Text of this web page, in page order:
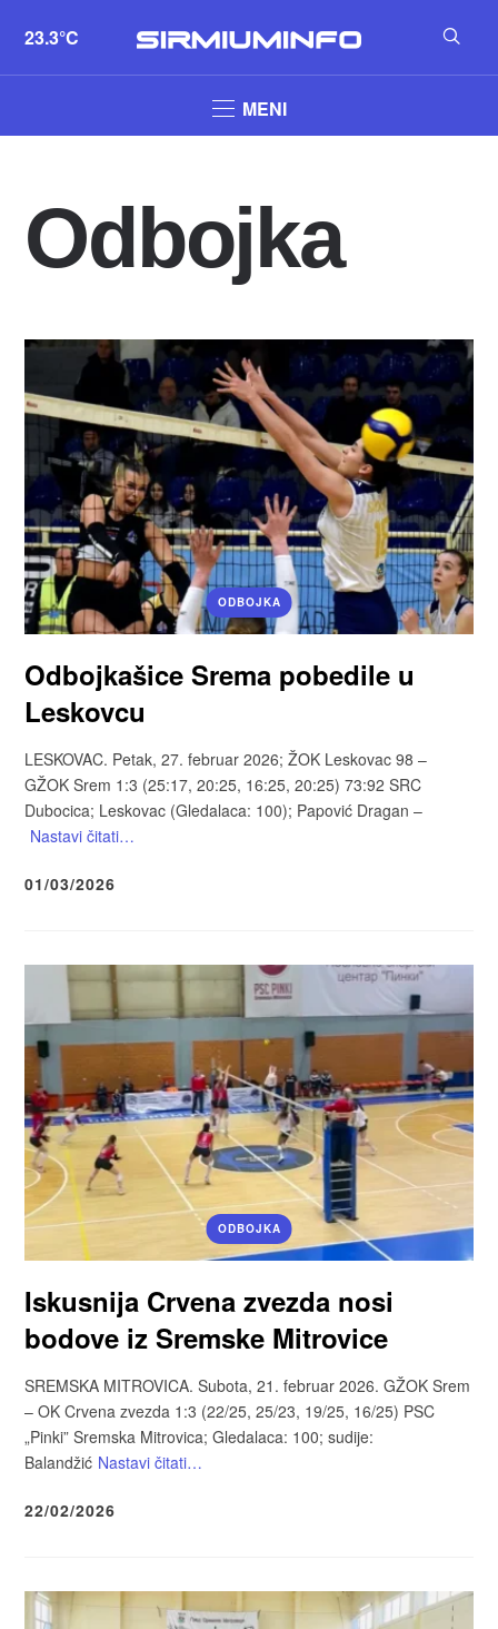
23.3°C
MENI
Odbojka
ODBOJKA
Odbojkašice Srema pobedile u
Leskovcu
LESKOVAC. Petak, 27. februar 2026; ŽOK Leskovac 98 –
GŽOK Srem 1:3 (25:17, 20:25, 16:25, 20:25) 73:92 SRC
Dubocica; Leskovac (Gledalaca: 100); Papović Dragan –
Nastavi čitati…
01/03/2026
ODBOJKA
Iskusnija Crvena zvezda nosi
bodove iz Sremske Mitrovice
SREMSKA MITROVICA. Subota, 21. februar 2026. GŽOK Srem
– OK Crvena zvezda 1:3 (22/25, 25/23, 19/25, 16/25) PSC
„Pinki” Sremska Mitrovica; Gledalaca: 100; sudije:
Balandžić Nastavi čitati…
22/02/2026